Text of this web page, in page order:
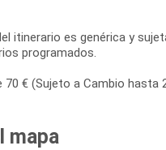
itinerario es genérica y
programados.
70 € (Sujeto a Cambio hasta
mapa